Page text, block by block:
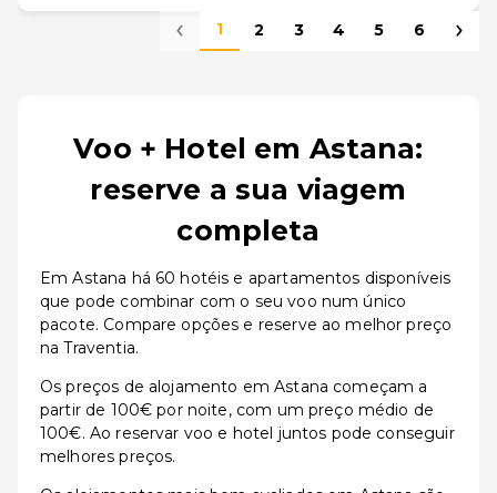
1 2 3 4 5 6
Voo + Hotel em Astana:
reserve a sua viagem
completa
Em Astana há 60 hotéis e apartamentos disponíveis
que pode combinar com o seu voo num único
pacote. Compare opções e reserve ao melhor preço
na Traventia.
Os preços de alojamento em Astana começam a
partir de 100€ por noite, com um preço médio de
100€. Ao reservar voo e hotel juntos pode conseguir
melhores preços.